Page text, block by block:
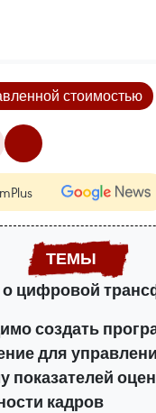
стоимостью
о цифровой
создать
для
показателей
кадров